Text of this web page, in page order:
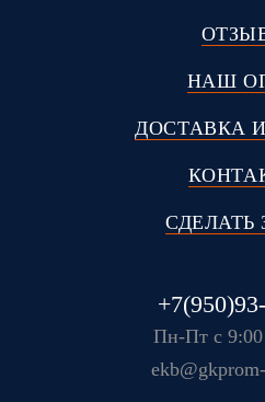
НАШ
ДОСТАВКА
СДЕЛАТЬ
Пн-Пт с 9:00